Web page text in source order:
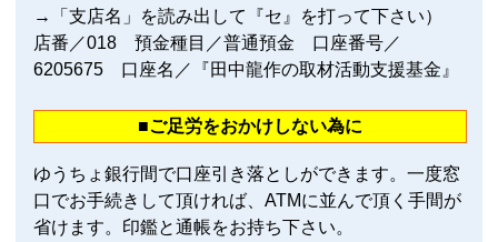
→「支店名」を読み出して『セ』を打って下さい）
店番／018 預金種目／普通預金 口座番号／
6205675 口座名／『田中龍作の取材活動支援基金』
■ご足労をおかけしない為に
ゆうちょ銀行間で口座引き落としができます。一度窓
口でお手続きして頂ければ、ATMに並んで頂く手間が
省けます。印鑑と通帳をお持ち下さい。